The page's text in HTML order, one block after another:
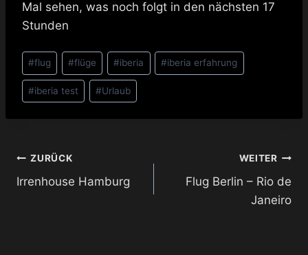
Mal sehen, was noch folgt in den nächsten 17
Stunden
Schlagworte:
#flug #flüge #iberia #iberia erfahrung
#iberia test #Urlaub
Beitragsnavigation
ZURÜCK
Irrenhouse Hamburg
WEITER
Flug Berlin – Rio de
Janeiro